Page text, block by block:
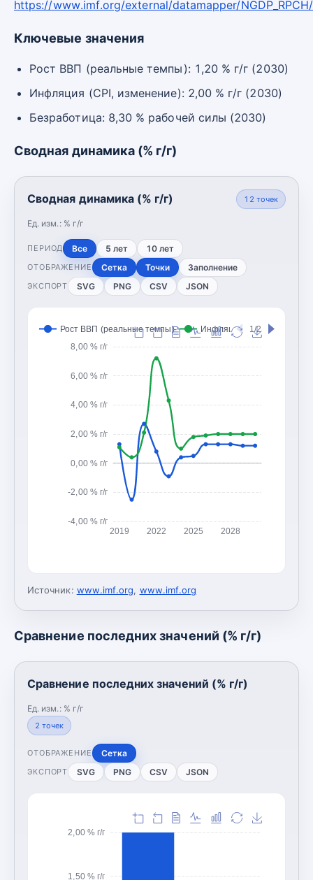
https://www.imf.org/external/datamapper/
Ключевые значения
Рост ВВП (реальные темпы): 1,20 % г/г (2030)
Инфляция (CPI, изменение): 2,00 % г/г (2030)
Безработица: 8,30 % рабочей силы (2030)
Сводная динамика (% г/г)
Сводная динамика (% г/г)
Ед. изм.: % г/г
12 точек
ПЕРИОД Все 5 лет 10 лет
ОТОБРАЖЕНИЕ Сетка Точки Заполнение
ЭКСПОРТ SVG PNG CSV JSON
-4,00 % г/г
-2,00 % г/г
0,00 % г/г
2,00 % г/г
4,00 % г/г
6,00 % г/г
8,00 % г/г
2019 2022 2025 2028
Рост ВВП (реальные темпы) Инфляция (CPI,
1/2
Источник: www.imf.org, www.imf.org
Сравнение последних значений (% г/г)
Сравнение последних значений (% г/г)
Ед. изм.: % г/г
2 точек
ОТОБРАЖЕНИЕ Сетка
ЭКСПОРТ SVG PNG CSV JSON
1,50 % г/г
2,00 % г/г